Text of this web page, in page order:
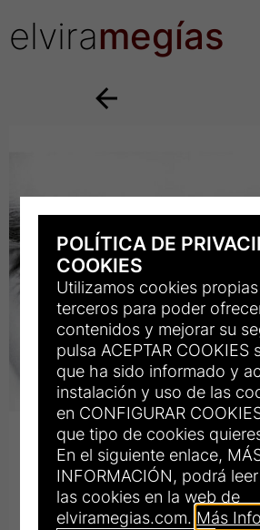
elviramegías
POLÍTICA DE
COOKIES
Utilizamos cookies
terceros para poder
contenidos y mejorar su
pulsa ACEPTAR COOKIES
que ha sido informado y
instalación y uso de las
en CONFIGURAR
que tipo de cookies
En el siguiente enlace,
INFORMACIÓN, podrá
las cookies en la web de
elviramegias.com. Más